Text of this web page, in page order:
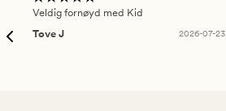
Veldig fornøyd med Kid
Tove J
2026-07-23